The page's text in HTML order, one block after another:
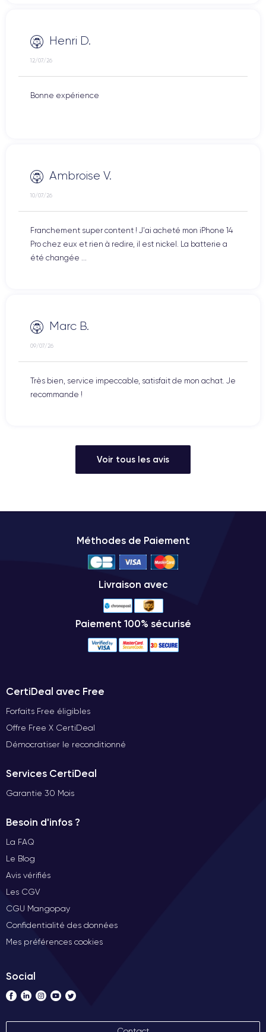
Henri D.
12/07/26
Bonne expérience
Ambroise V.
10/07/26
Franchement super content ! J'ai acheté mon iPhone 14
Pro chez eux et rien à redire, il est nickel. La batterie a
été changée ...
Marc B.
09/07/26
Très bien, service impeccable, satisfait de mon achat. Je
recommande !
Voir tous les avis
Méthodes de Paiement
Livraison avec
Paiement 100% sécurisé
CertiDeal avec Free
Forfaits Free éligibles
Offre Free X CertiDeal
Démocratiser le reconditionné
Services CertiDeal
Garantie 30 Mois
Besoin d'infos ?
La FAQ
Le Blog
Avis vérifiés
Les CGV
CGU Mangopay
Confidentialité des données
Mes préférences cookies
Social